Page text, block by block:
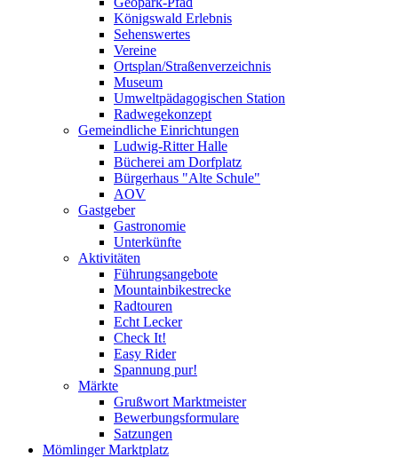
Königswald Erlebnis
Sehenswertes
Vereine
Ortsplan/Straßenverzeichnis
Museum
Umweltpädagogischen Station
Radwegekonzept
Gemeindliche Einrichtungen
Ludwig-Ritter Halle
Bücherei am Dorfplatz
Bürgerhaus "Alte Schule"
AOV
Gastgeber
Gastronomie
Unterkünfte
Aktivitäten
Führungsangebote
Mountainbikestrecke
Radtouren
Echt Lecker
Check It!
Easy Rider
Spannung pur!
Märkte
Grußwort Marktmeister
Bewerbungsformulare
Satzungen
Mömlinger Marktplatz